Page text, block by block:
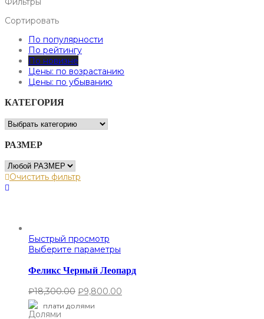
Сортировать
По популярности
По рейтингу
По новизне
Цены: по возрастанию
Цены: по убыванию
КАТЕГОРИЯ
РАЗМЕР
Очистить фильтр
Быстрый просмотр
Выберите параметры
Феликс Черный Леопард
₽18,300.00 ₽9,800.00
плати долями